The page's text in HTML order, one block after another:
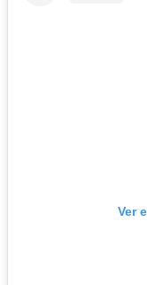
Ver